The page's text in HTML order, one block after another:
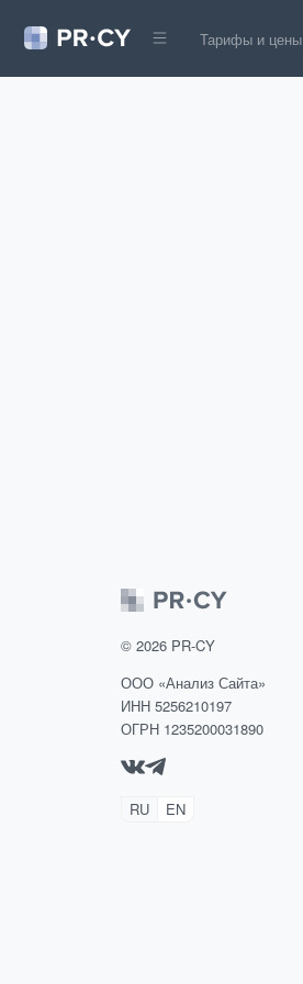
Тарифы и цены
© 2026 PR-CY
ООО «Анализ Сайта»
ИНН 5256210197
ОГРН 1235200031890
RU EN